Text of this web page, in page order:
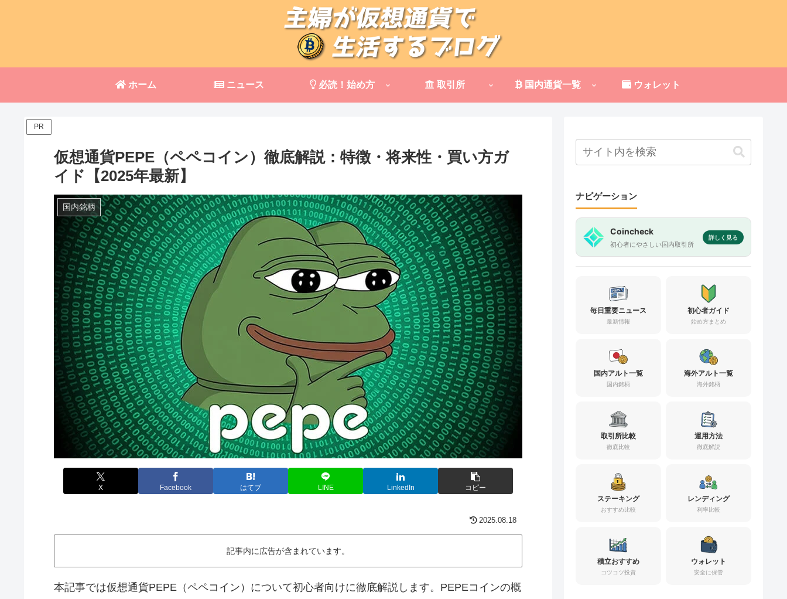
ホーム ニュース 必読！始め方 取引所 国内通貨一覧 ウォレット
PR
仮想通貨PEPE（ペペコイン）徹底解説：特徴・将来性・買い方ガ
イド【2025年最新】
国内銘柄
X Facebook はてブ LINE LinkedIn コピー
2025.08.18
記事内に広告が含まれています。
本記事では仮想通貨PEPE（ペペコイン）について初心者向けに徹底解説します。PEPEコインの概
ナビゲーション
Coincheck
初心者にやさしい国内取引所
詳しく見る
毎日重要ニュース
最新情報
初心者ガイド
始め方まとめ
国内アルト一覧
国内銘柄
海外アルト一覧
海外銘柄
取引所比較
徹底比較
運用方法
徹底解説
ステーキング
おすすめ比較
レンディング
利率比較
積立おすすめ
コツコツ投資
ウォレット
安全に保管